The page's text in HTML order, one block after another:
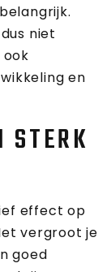
niet
en
STERK
effect op
vergroot je
goed